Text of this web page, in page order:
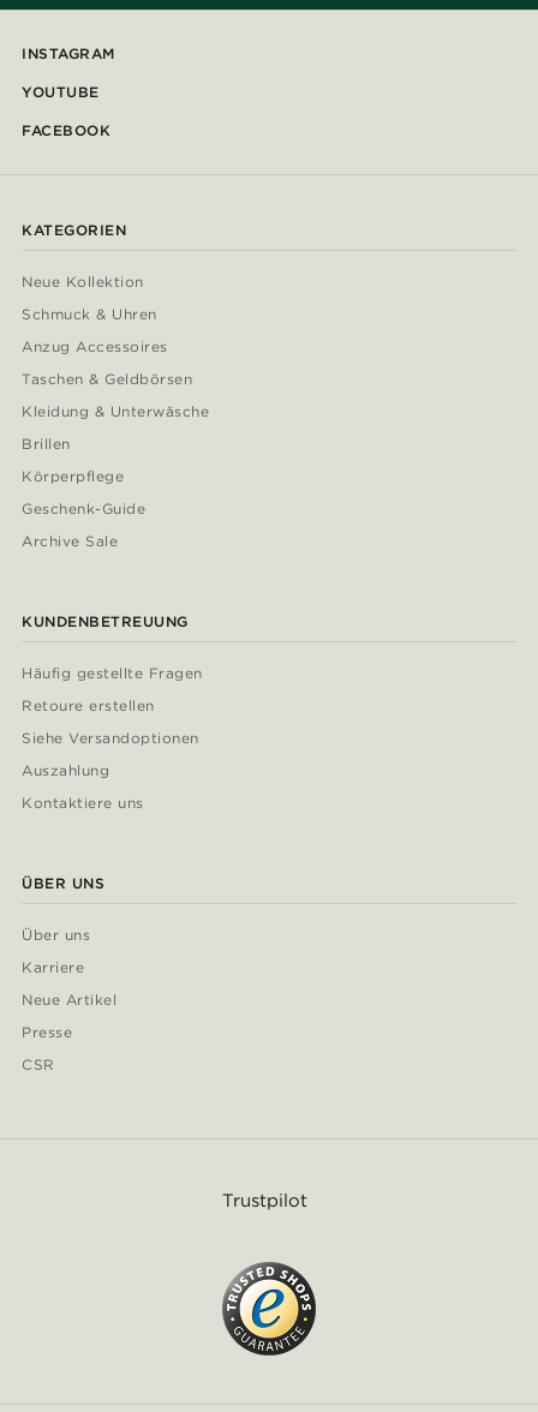
INSTAGRAM
YOUTUBE
FACEBOOK
KATEGORIEN
Neue Kollektion
Schmuck & Uhren
Anzug Accessoires
Taschen & Geldbörsen
Kleidung & Unterwäsche
Brillen
Körperpflege
Geschenk-Guide
Archive Sale
KUNDENBETREUUNG
Häufig gestellte Fragen
Retoure erstellen
Siehe Versandoptionen
Auszahlung
Kontaktiere uns
ÜBER UNS
Über uns
Karriere
Neue Artikel
Presse
CSR
Trustpilot